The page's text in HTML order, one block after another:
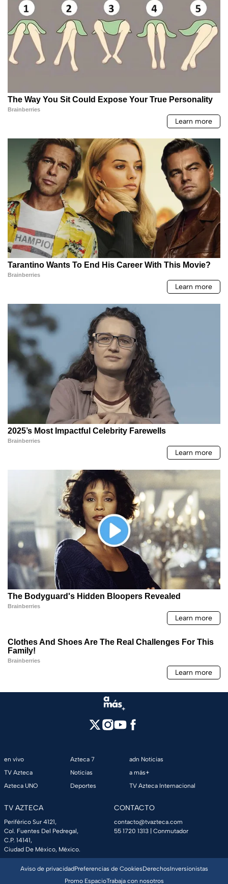
en vivo
TV Azteca
Azteca UNO
Azteca 7
Noticias
Deportes
adn Noticias
a más+
TV Azteca Internacional
TV AZTECA
Periférico Sur 4121,
Col. Fuentes Del Pedregal,
C.P. 14141,
Ciudad De México, México.
CONTACTO
contacto@tvazteca.com
55 1720 1313 | Conmutador
Aviso de privacidadPreferencias de CookiesDerechosInversionistas
Promo EspacioTrabaja con nosotros